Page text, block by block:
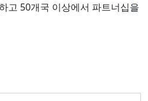
고 50개국 이상에서 파트너십을